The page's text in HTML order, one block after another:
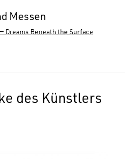
Messen
Dreams Beneath the Surface
des Künstlers